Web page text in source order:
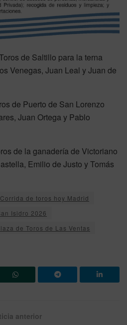
de Saltillo para la terna
Venegas, Juan Leal y Juan de
de Puerto de San Lorenzo
Juan Ortega y Pablo
de la ganadería de Victoriano
Emilio de Justo y Tomás
Corrida de toros hoy Madrid
Isidro 2026
de Toros de Las Ventas
anterior